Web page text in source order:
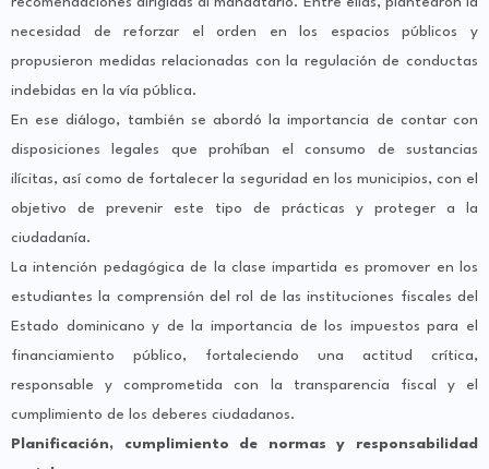
necesidad de reforzar el orden en los espacios públicos y
propusieron medidas relacionadas con la regulación de conductas
indebidas en la vía pública.
En ese diálogo, también se abordó la importancia de contar con
disposiciones legales que prohíban el consumo de sustancias
ilícitas, así como de fortalecer la seguridad en los municipios, con el
objetivo de prevenir este tipo de prácticas y proteger a la
ciudadanía.
La intención pedagógica de la clase impartida es promover en los
estudiantes la comprensión del rol de las instituciones fiscales del
Estado dominicano y de la importancia de los impuestos para el
financiamiento público, fortaleciendo una actitud crítica,
responsable y comprometida con la transparencia fiscal y el
cumplimiento de los deberes ciudadanos.
Planificación, cumplimiento de normas y responsabilidad